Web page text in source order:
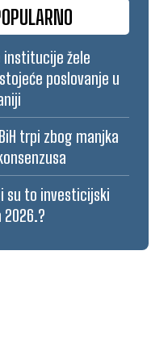
institucije žele
poslovanje u
trpi zbog manjka
su to investicijski
2026.?